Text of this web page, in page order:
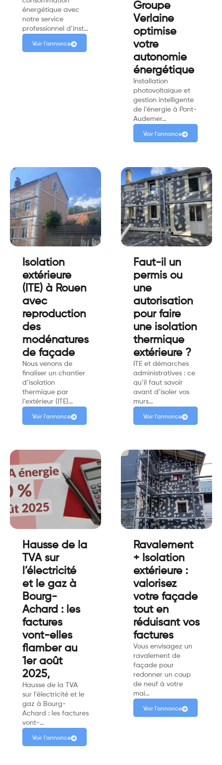
énergétique avec
notre service
professionnel d’inst…
Voir l'annonce
Groupe
Verlaine
optimise
votre
autonomie
énergétique
Installation
photovoltaïque et
gestion intelligente
de l’énergie à Pont-
Audemer…
Voir l'annonce
Isolation
extérieure
(ITE) à Rouen
avec
reproduction
des
modénatures
de façade
Nous venons de
finaliser un chantier
d’isolation
thermique par
l’extérieur (ITE)…
Voir l'annonce
Faut-il un
permis ou
une
autorisation
pour faire
une isolation
thermique
extérieure ?
ITE et démarches
administratives : ce
qu’il faut savoir
avant d’isoler vos
murs…
Voir l'annonce
Hausse de la
TVA sur
l’électricité
et le gaz à
Bourg-
Achard : les
factures
vont-elles
flamber au
1er août
2025,
Hausse de la TVA
sur l’électricité et le
gaz à Bourg-
Achard : les factures
vont-…
Voir l'annonce
Ravalement
+ Isolation
extérieure :
valorisez
votre façade
tout en
réduisant vos
factures
Vous envisagez un
ravalement de
façade pour
redonner un coup
de neuf à votre
mai…
Voir l'annonce